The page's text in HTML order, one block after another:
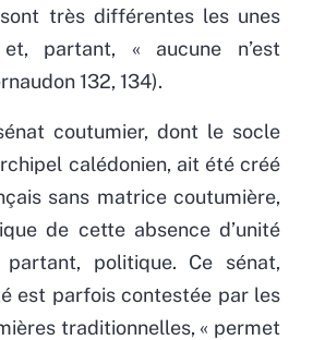
très différentes les unes
partant, « aucune n’est
132, 134).
coutumier, dont le socle
calédonien, ait été créé
sans matrice coutumière,
de cette absence d’unité
politique. Ce sénat,
est parfois contestée par les
traditionnelles, « permet